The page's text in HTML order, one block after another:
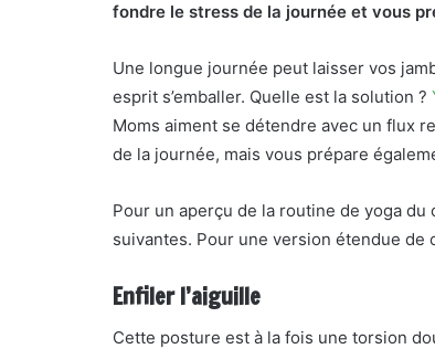
fondre le stress de la journée et vous
Une longue journée peut laisser vos
esprit s’emballer. Quelle est la solution ?
Moms aiment se détendre avec un flux
de la journée, mais vous prépare
Pour un aperçu de la routine de yoga
suivantes. Pour une version étendue
Enfiler l’aiguille
Cette posture est à la fois une torsion